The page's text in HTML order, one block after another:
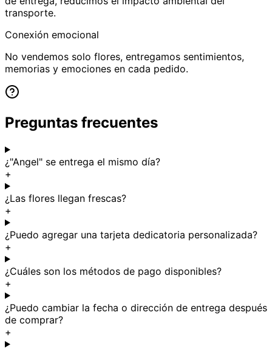
transporte.
Conexión emocional
No vendemos solo flores, entregamos sentimientos,
memorias y emociones en cada pedido.
Preguntas frecuentes
¿"Angel" se entrega el mismo día?
+
¿Las flores llegan frescas?
+
¿Puedo agregar una tarjeta dedicatoria personalizada?
+
¿Cuáles son los métodos de pago disponibles?
+
¿Puedo cambiar la fecha o dirección de entrega después
de comprar?
+